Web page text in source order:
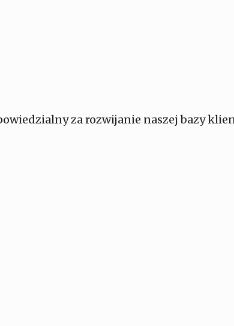
za rozwijanie naszej bazy